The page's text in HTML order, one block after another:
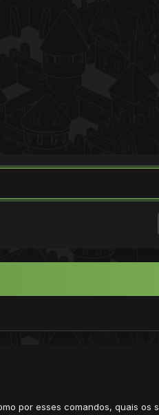
por esses comandos, quais os